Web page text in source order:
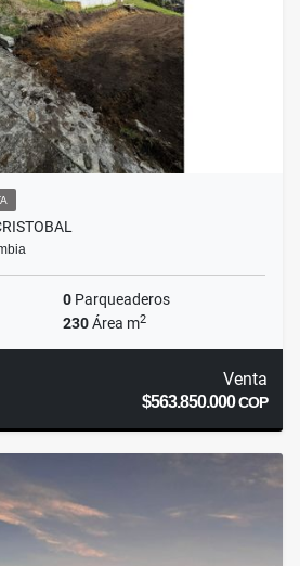
0 Parqueaderos
230Área m2
Venta
$563.850.000COP